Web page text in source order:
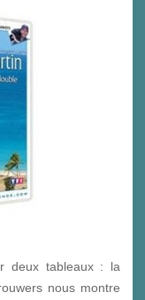
deux tableaux : la
nous montre